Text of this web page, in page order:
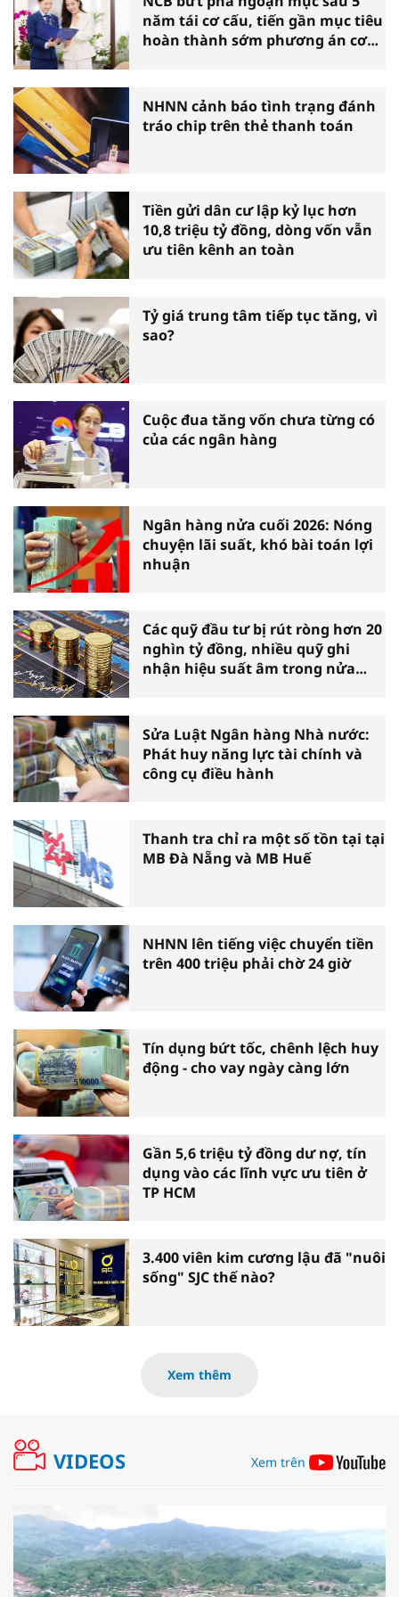
năm tái cơ cấu, tiến gần mục tiêu
hoàn thành sớm phương án cơ
NHNN cảnh báo tình trạng đánh
tráo chip trên thẻ thanh toán
Tiền gửi dân cư lập kỷ lục hơn
10,8 triệu tỷ đồng, dòng vốn vẫn
ưu tiên kênh an toàn
Tỷ giá trung tâm tiếp tục tăng, vì
sao?
Cuộc đua tăng vốn chưa từng có
của các ngân hàng
Ngân hàng nửa cuối 2026: Nóng
chuyện lãi suất, khó bài toán lợi
nhuận
Các quỹ đầu tư bị rút ròng hơn 20
nghìn tỷ đồng, nhiều quỹ ghi
nhận hiệu suất âm trong nửa
Sửa Luật Ngân hàng Nhà nước:
Phát huy năng lực tài chính và
công cụ điều hành
Thanh tra chỉ ra một số tồn tại tại
MB Đà Nẵng và MB Huế
NHNN lên tiếng việc chuyển tiền
trên 400 triệu phải chờ 24 giờ
Tín dụng bứt tốc, chênh lệch huy
động - cho vay ngày càng lớn
Gần 5,6 triệu tỷ đồng dư nợ, tín
dụng vào các lĩnh vực ưu tiên ở
TP HCM
3.400 viên kim cương lậu đã "nuôi
sống" SJC thế nào?
Xem thêm
VIDEOS Xem trên